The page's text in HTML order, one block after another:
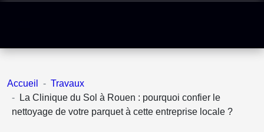
Accueil
Travaux
La Clinique du Sol à Rouen : pourquoi confier le
nettoyage de votre parquet à cette entreprise locale ?